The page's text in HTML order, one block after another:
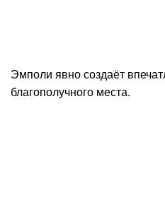
Эмполи явно создаёт
благополучного места.